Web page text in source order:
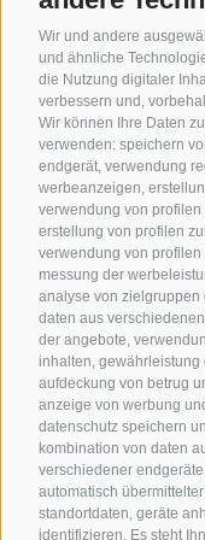
Wir und andere
und ähnliche
die Nutzung digitaler
verbessern und,
Wir können Ihre Daten
verwenden: speichern
endgerät, verwendung
werbeanzeigen,
verwendung von
erstellung von profilen
verwendung von
messung der
analyse von zielgruppen
daten aus
der angebote,
inhalten, gewährleistung
aufdeckung von betrug
anzeige von werbung
datenschutz speichern
kombination von daten
verschiedener
automatisch
standortdaten, geräte
identifizieren. Es steht
AMT FÜR DEN
SOCIAL-MEDIA-RICHTLINIEN |
PRIVACY | Cookie